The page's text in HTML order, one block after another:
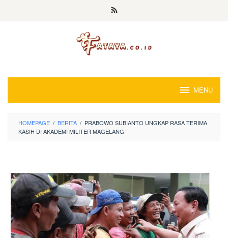
MENU
HOMEPAGE / BERITA / PRABOWO SUBIANTO UNGKAP RASA TERIMA
KASIH DI AKADEMI MILITER MAGELANG